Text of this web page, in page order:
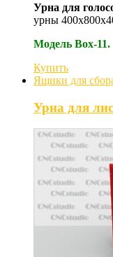
Урна для
урны
Модель Box-11.
Купить
Ящики для
Урна для